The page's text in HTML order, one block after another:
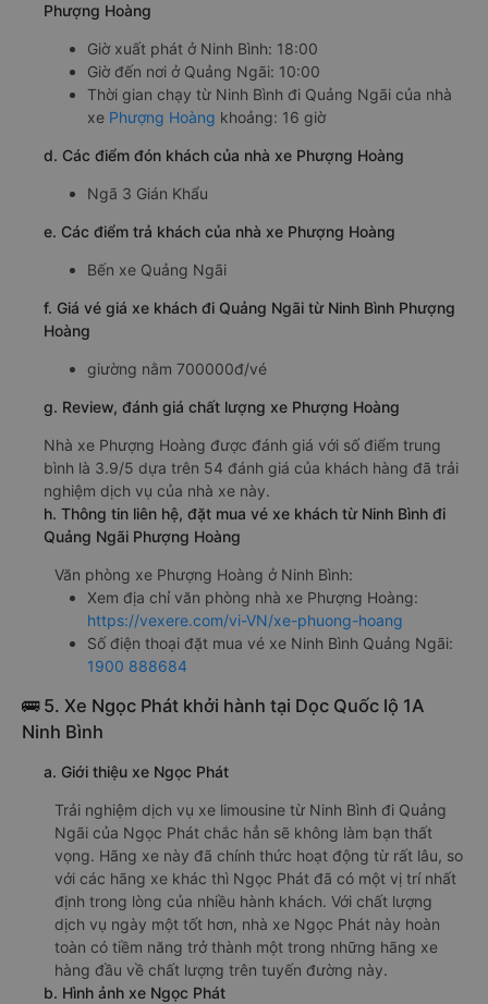
Phượng Hoàng
Giờ xuất phát ở Ninh Bình: 18:00
Giờ đến nơi ở Quảng Ngãi: 10:00
Thời gian chạy từ Ninh Bình đi Quảng Ngãi của nhà
xe Phượng Hoàng khoảng: 16 giờ
d. Các điểm đón khách của nhà xe Phượng Hoàng
Ngã 3 Gián Khẩu
e. Các điểm trả khách của nhà xe Phượng Hoàng
Bến xe Quảng Ngãi
f. Giá vé giá xe khách đi Quảng Ngãi từ Ninh Bình Phượng
Hoàng
giường nằm 700000đ/vé
g. Review, đánh giá chất lượng xe Phượng Hoàng
Nhà xe Phượng Hoàng được đánh giá với số điểm trung
bình là 3.9/5 dựa trên 54 đánh giá của khách hàng đã trải
nghiệm dịch vụ của nhà xe này.
h. Thông tin liên hệ, đặt mua vé xe khách từ Ninh Bình đi
Quảng Ngãi Phượng Hoàng
Văn phòng xe Phượng Hoàng ở Ninh Bình:
Xem địa chỉ văn phòng nhà xe Phượng Hoàng:
https://vexere.com/vi-VN/xe-phuong-hoang
Số điện thoại đặt mua vé xe Ninh Bình Quảng Ngãi:
1900 888684
🚌 5. Xe Ngọc Phát khởi hành tại Dọc Quốc lộ 1A
Ninh Bình
a. Giới thiệu xe Ngọc Phát
Trải nghiệm dịch vụ xe limousine từ Ninh Bình đi Quảng
Ngãi của Ngọc Phát chắc hẳn sẽ không làm bạn thất
vọng. Hãng xe này đã chính thức hoạt động từ rất lâu, so
với các hãng xe khác thì Ngọc Phát đã có một vị trí nhất
định trong lòng của nhiều hành khách. Với chất lượng
dịch vụ ngày một tốt hơn, nhà xe Ngọc Phát này hoàn
toàn có tiềm năng trở thành một trong những hãng xe
hàng đầu về chất lượng trên tuyến đường này.
b. Hình ảnh xe Ngọc Phát